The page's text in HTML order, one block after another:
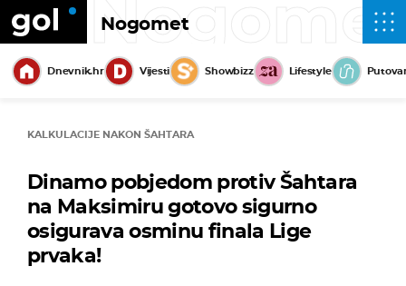
Nogomet
Dnevnik.hr Vijesti Showbizz Lifestyle
KALKULACIJE NAKON ŠAHTARA
Dinamo pobjedom protiv Šahtara
na Maksimiru gotovo sigurno
osigurava osminu finala Lige
prvaka!